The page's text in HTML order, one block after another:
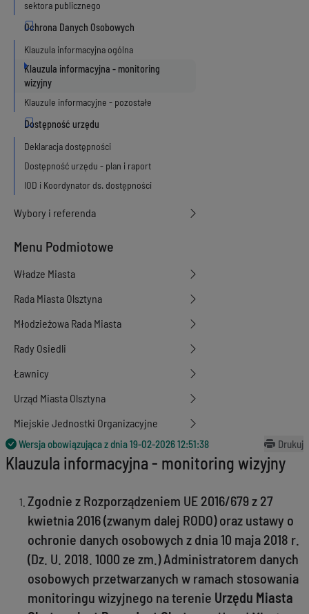
sektora publicznego
Klauzula informacyjna ogólna
Klauzula informacyjna - monitoring
wizyjny
Klauzule informacyjne - pozostałe
Deklaracja dostępności
Dostępność urzędu - plan i raport
IOD i Koordynator ds. dostępności
Wybory i referenda
Menu Podmiotowe
Władze Miasta
Rada Miasta Olsztyna
Młodzieżowa Rada Miasta
Rady Osiedli
Ławnicy
Urząd Miasta Olsztyna
Miejskie Jednostki Organizacyjne
Wersja obowiązująca z dnia19-02-2026 12:51:38 Drukuj
Klauzula informacyjna - monitoring wizyjny
Zgodnie z Rozporządzeniem UE 2016/679 z 27
kwietnia 2016 (zwanym dalej RODO) oraz ustawy o
ochronie danych osobowych z dnia 10 maja 2018 r.
(Dz. U. 2018. 1000 ze zm.) Administratorem danych
osobowych przetwarzanych w ramach stosowania
monitoringu wizyjnego na terenie Urzędu Miasta